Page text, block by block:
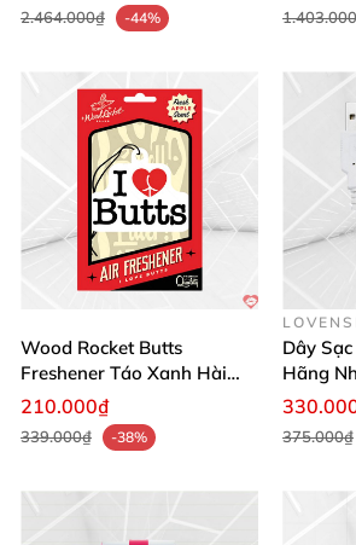
2.464.000₫ -44%
Wood Rocket Butts
Freshener Táo Xanh Hài
Hước
210.000₫
339.000₫ -38%
Dây
Hãng
375.000₫